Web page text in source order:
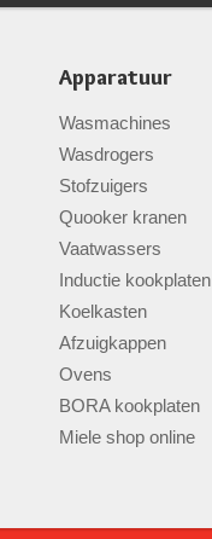
Apparatuur
Wasmachines
Wasdrogers
Stofzuigers
Quooker kranen
Vaatwassers
Inductie kookplaten
Koelkasten
Afzuigkappen
Ovens
BORA kookplaten
Miele shop online